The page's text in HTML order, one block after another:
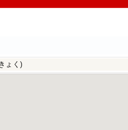
ょく)